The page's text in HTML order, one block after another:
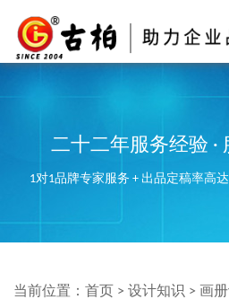
二十二年服务经验 ·
1对1品牌专家服务 + 出品定稿率高
当前位置： 首页 > 设计知识 > 画